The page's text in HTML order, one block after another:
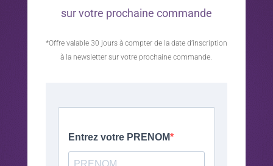
sur votre prochaine commande
*Offre valable 30 jours à compter de la date d’inscription
à la newsletter sur votre prochaine commande.